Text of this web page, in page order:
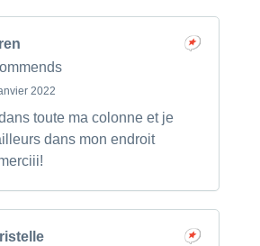
2022
toute ma colonne et je
dans mon endroit